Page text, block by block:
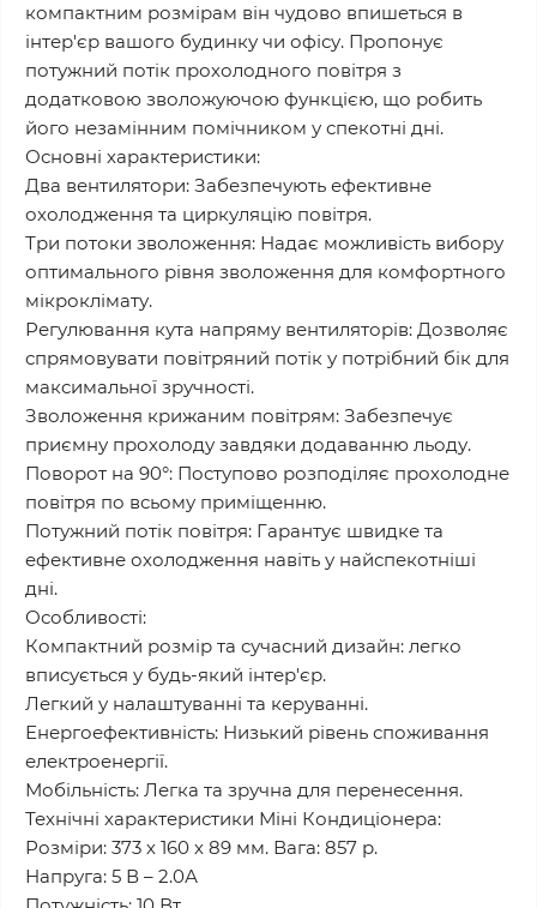
компактним розмірам він чудово впишеться в
інтер'єр вашого будинку чи офісу. Пропонує
потужний потік прохолодного повітря з
додатковою зволожуючою функцією, що робить
його незамінним помічником у спекотні дні.
Основні характеристики:
Два вентилятори: Забезпечують ефективне
охолодження та циркуляцію повітря.
Три потоки зволоження: Надає можливість вибору
оптимального рівня зволоження для комфортного
мікроклімату.
Регулювання кута напряму вентиляторів: Дозволяє
спрямовувати повітряний потік у потрібний бік для
максимальної зручності.
Зволоження крижаним повітрям: Забезпечує
приємну прохолоду завдяки додаванню льоду.
Поворот на 90°: Поступово розподіляє прохолодне
повітря по всьому приміщенню.
Потужний потік повітря: Гарантує швидке та
ефективне охолодження навіть у найспекотніші
дні.
Особливості:
Компактний розмір та сучасний дизайн: легко
вписується у будь-який інтер'єр.
Легкий у налаштуванні та керуванні.
Енергоефективність: Низький рівень споживання
електроенергії.
Мобільність: Легка та зручна для перенесення.
Технічні характеристики Міні Кондиціонера:
Розміри: 373 х 160 х 89 мм. Вага: 857 р.
Напруга: 5 В – 2.0А